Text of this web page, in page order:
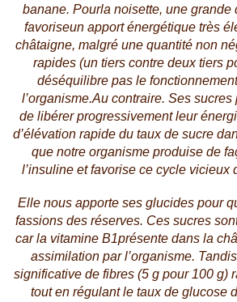
banane. Pourla noisette, une grande
favoriseun apport énergétique très
châtaigne, malgré une quantité non
rapides (un tiers contre deux tiers
déséquilibre pas le
l’organisme.Au contraire. Ses sucres
de libérer progressivement leur
d’élévation rapide du taux de sucre
que notre organisme produise de
l’insuline et favorise ce cycle vicieux
Elle nous apporte ses glucides pour
fassions des réserves. Ces sucres
car la vitamine B1présente dans la
assimilation par l’organisme.
significative de fibres (5 g pour 100 g)
tout en régulant le taux de glucose